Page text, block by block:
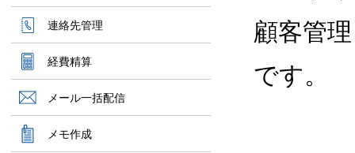
連絡先管理
経費精算
メール一括配信
メモ作成
顧客管
です。